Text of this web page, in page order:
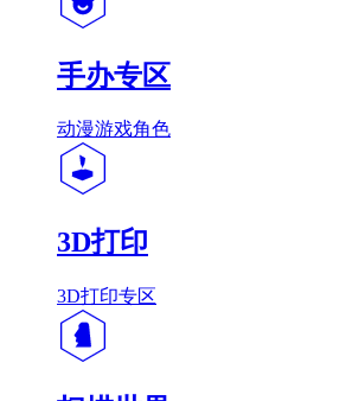
手办专区
动漫游戏角色
3D打印
3D打印专区